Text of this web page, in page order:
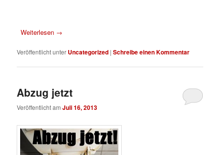
Weiterlesen →
Veröffentlicht unter Uncategorized |Schreibe einen Kommentar
Abzug jetzt
Veröffentlicht amJuli 16, 2013